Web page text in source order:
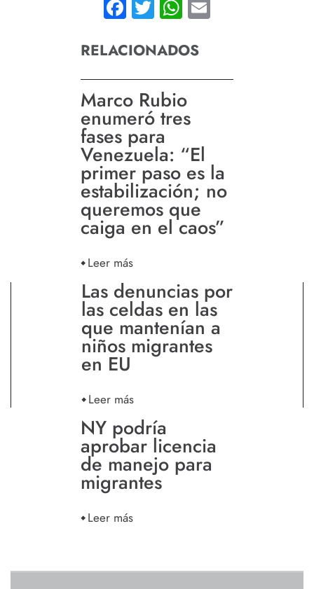
Facebook
TwitterWhatsApp
RELACIONADOS
Marco Rubio
enumeró tres
fases para
Venezuela: “El
primer paso es la
estabilización; no
queremos que
caiga en el caos”
Leer más
Las denuncias por
las celdas en las
que mantenían a
niños migrantes
en EU
Leer más
NY podría
aprobar licencia
de manejo para
migrantes
Leer más